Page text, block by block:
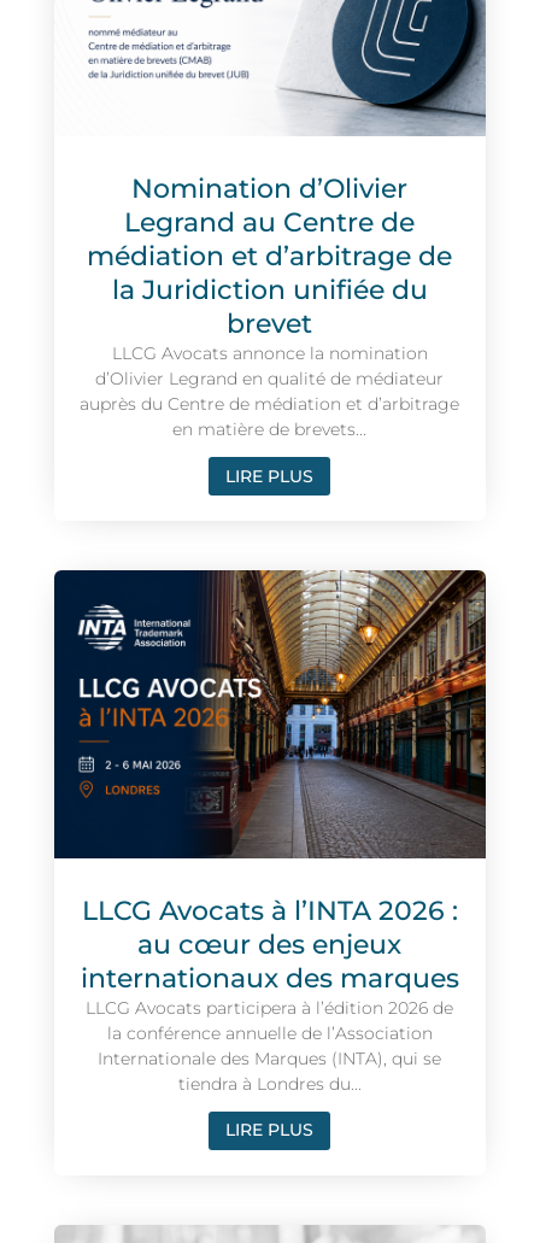
Nomination d’Olivier
Legrand au Centre de
médiation et d’arbitrage de
la Juridiction unifiée du
brevet
LLCG Avocats annonce la nomination
d’Olivier Legrand en qualité de médiateur
auprès du Centre de médiation et d’arbitrage
en matière de brevets...
LIRE PLUS
LLCG Avocats à l’INTA 2026 :
au cœur des enjeux
internationaux des marques
LLCG Avocats participera à l’édition 2026 de
la conférence annuelle de l’Association
Internationale des Marques (INTA), qui se
tiendra à Londres du...
LIRE PLUS